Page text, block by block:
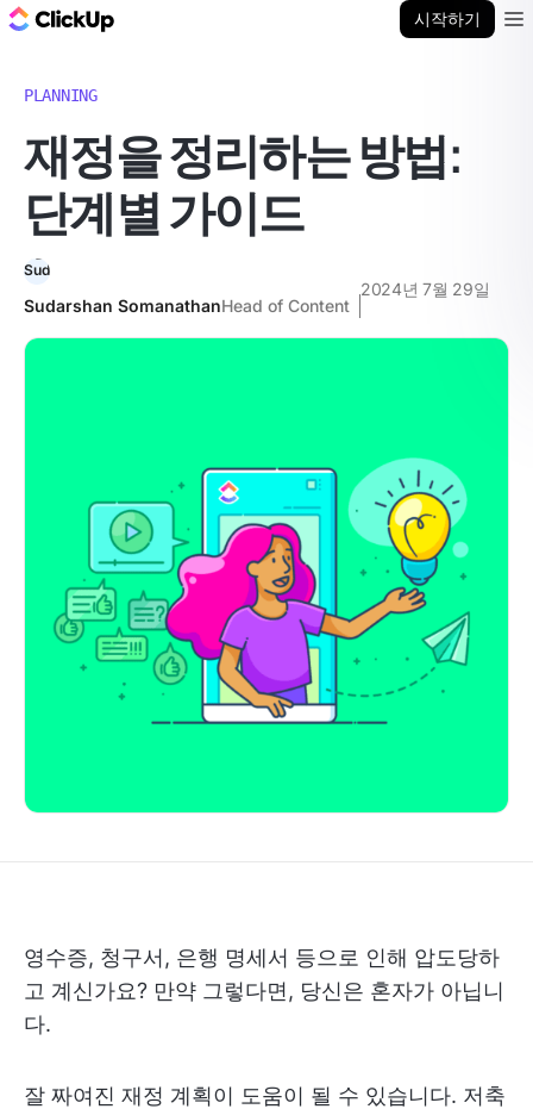
시작하기
PLANNING
재정을 정리하는 방법:
단계별 가이드
Sudarshan SomanathanHead of Content
2024년 7월 29일
영수증, 청구서, 은행 명세서 등으로 인해 압도당하
고 계신가요? 만약 그렇다면, 당신은 혼자가 아닙니
다.
잘 짜여진 재정 계획이 도움이 될 수 있습니다. 저축